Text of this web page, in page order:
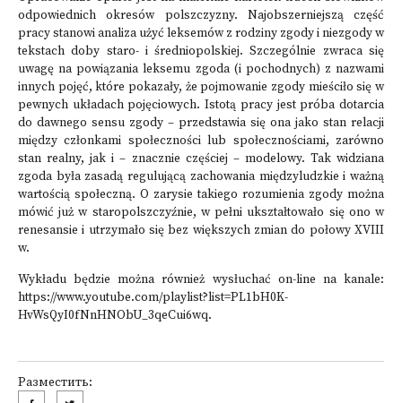
odpowiednich okresów polszczyzny. Najobszerniejszą część
pracy stanowi analiza użyć leksemów z rodziny zgody i niezgody w
tekstach doby staro- i średniopolskiej. Szczególnie zwraca się
uwagę na powiązania leksemu zgoda (i pochodnych) z nazwami
innych pojęć, które pokazały, że pojmowanie zgody mieściło się w
pewnych układach pojęciowych. Istotą pracy jest próba dotarcia
do dawnego sensu zgody – przedstawia się ona jako stan relacji
między członkami społeczności lub społecznościami, zarówno
stan realny, jak i – znacznie częściej – modelowy. Tak widziana
zgoda była zasadą regulującą zachowania międzyludzkie i ważną
wartością społeczną. O zarysie takiego rozumienia zgody można
mówić już w staropolszczyźnie, w pełni ukształtowało się ono w
renesansie i utrzymało się bez większych zmian do połowy XVIII
w.
Wykładu będzie można również wysłuchać on-line na kanale:
https://www.youtube.com/playlist?list=PL1bH0K-
HvWsQyI0fNnHNObU_3qeCui6wq.
Разместить: